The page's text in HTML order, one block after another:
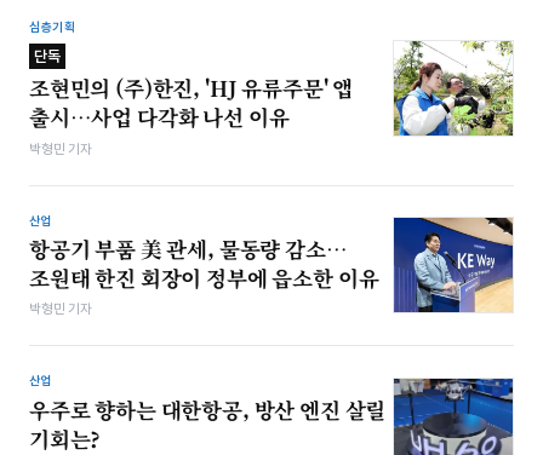
심층기획
단독
조현민의 (주)한진, 'HJ 유류주문' 앱
출시…사업 다각화 나선 이유
박형민 기자
산업
항공기 부품 美 관세, 물동량 감소…
조원태 한진 회장이 정부에 읍소한 이유
박형민 기자
산업
우주로 향하는 대한항공, 방산 엔진 살릴
기회는?